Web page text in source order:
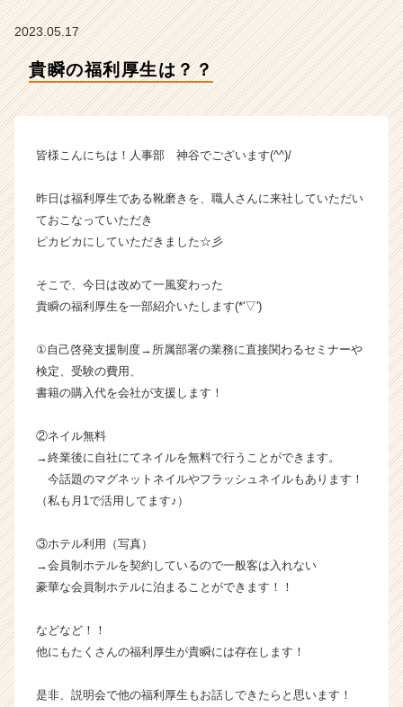
ら
ス
ウ
が
く
活
サ
ト
チ
キ
ア
e
e
r
e
e
2023.05.17
貴瞬の福利厚生は？？
皆様こんにちは！人事部 神谷でございます(^^)/
昨日は福利厚生である靴磨きを、職人さんに来社していただい
ておこなっていただき
ピカピカにしていただきました☆彡
そこで、今日は改めて一風変わった
貴瞬の福利厚生を一部紹介いたします(*'▽')
①自己啓発支援制度→所属部署の業務に直接関わるセミナーや
検定、受験の費用、
書籍の購入代を会社が支援します！
②ネイル無料
→終業後に自社にてネイルを無料で行うことができます。
今話題のマグネットネイルやフラッシュネイルもあります！
（私も月1で活用してます♪）
③ホテル利用（写真）
→会員制ホテルを契約しているので一般客は入れない
豪華な会員制ホテルに泊まることができます！！
などなど！！
他にもたくさんの福利厚生が貴瞬には存在します！
是非、説明会で他の福利厚生もお話しできたらと思います！